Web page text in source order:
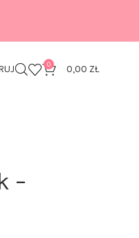
0 0,00 ZŁ
–